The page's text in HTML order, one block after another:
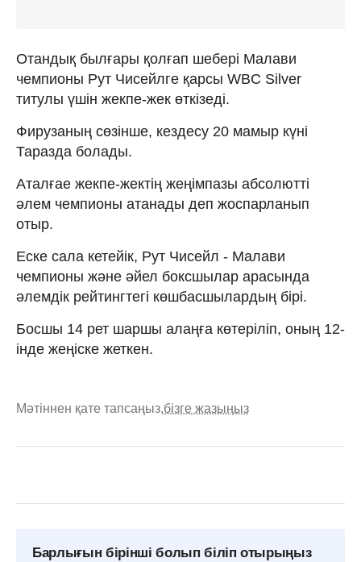
Отандық былғары қолғап шебері Малави
чемпионы Рут Чисейлге қарсы WBC Silver
титулы үшін жекпе-жек өткізеді.
Фирузаның сөзінше, кездесу 20 мамыр күні
Таразда болады.
Аталғае жекпе-жектің жеңімпазы абсолютті
әлем чемпионы атанады деп жоспарланып
отыр.
Еске сала кетейік, Рут Чисейл - Малави
чемпионы және әйел боксшылар арасында
әлемдік рейтингтегі көшбасшылардың бірі.
Босшы 14 рет шаршы алаңға көтеріліп, оның 12-
інде жеңіске жеткен.
Мәтіннен қате тапсаңыз,бізге жазыңыз
Барлығын бірінші болып біліп отырыңыз